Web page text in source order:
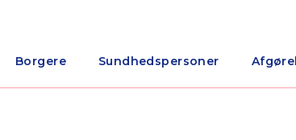
Borgere Sundhedspersoner